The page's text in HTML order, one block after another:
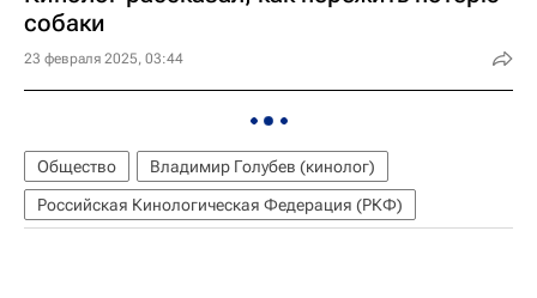
собаки
23 февраля 2025, 03:44
Общество
Владимир Голубев (кинолог)
Российская Кинологическая Федерация (РКФ)